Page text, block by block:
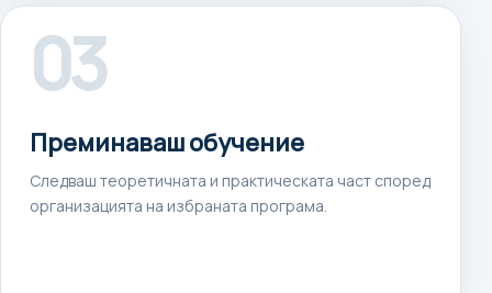
03
Преминаваш обучение
Следваш теоретичната и практическата част според
организацията на избраната програма.